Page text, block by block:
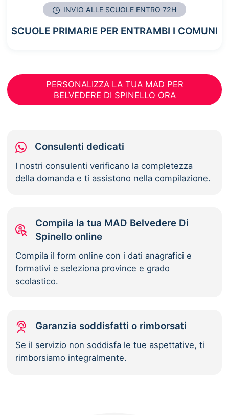
INVIO ALLE SCUOLE ENTRO 72H
SCUOLE PRIMARIE PER ENTRAMBI I COMUNI
PERSONALIZZA LA TUA MAD PER
BELVEDERE DI SPINELLO ORA
Consulenti dedicati
I nostri consulenti verificano la completezza
della domanda e ti assistono nella compilazione.
Compila la tua MAD Belvedere Di
Spinello online
Compila il form online con i dati anagrafici e
formativi e seleziona province e grado
scolastico.
Garanzia soddisfatti o rimborsati
Se il servizio non soddisfa le tue aspettative, ti
rimborsiamo integralmente.